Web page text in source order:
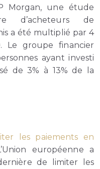
Morgan, une étude
d’acheteurs de
a été multiplié par 4
Le groupe financier
ayant investi
de 3% à 13% de la
les paiements en
européenne a
de limiter les